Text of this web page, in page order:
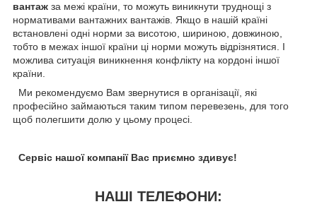
вантаж за межі країни, то можуть виникнути труднощі з
нормативами вантажних вантажів. Якщо в нашій країні
встановлені одні норми за висотою, шириною, довжиною,
тобто в межах іншої країни ці норми можуть відрізнятися. І
можлива ситуація виникнення конфлікту на кордоні іншої
країни.
Ми рекомендуємо Вам звернутися в організації, які
професійно займаються таким типом перевезень, для того
щоб полегшити долю у цьому процесі.
Сервіс нашої компанії Вас приємно здивує!
НАШІ ТЕЛЕФОНИ: